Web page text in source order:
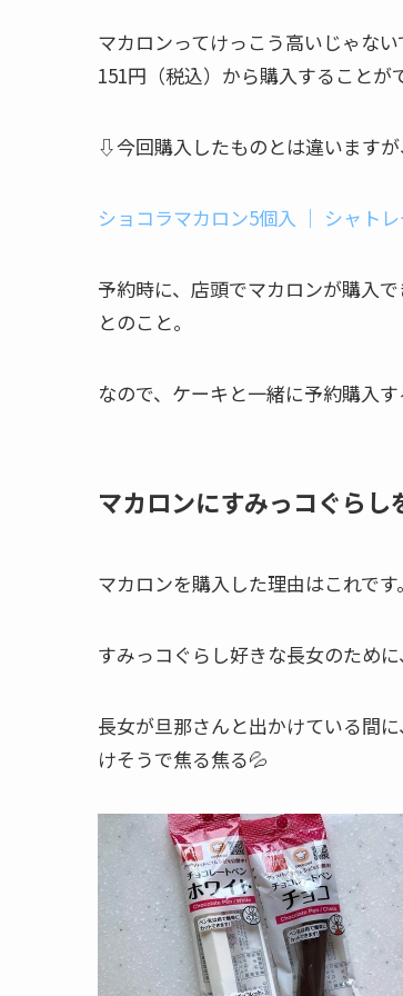
マカロンってけっこう高いじゃな
151円（税込）から購入することが
⇩今回購入したものとは違いますが
ショコラマカロン5個入 ｜ シャト
予約時に、店頭でマカロンが購入
とのこと。
なので、ケーキと一緒に予約購入す
マカロンにすみっコぐらし
マカロンを購入した理由はこれです。
すみっコぐらし好きな長女のため
長女が旦那さんと出かけている間
けそうで焦る焦る💦